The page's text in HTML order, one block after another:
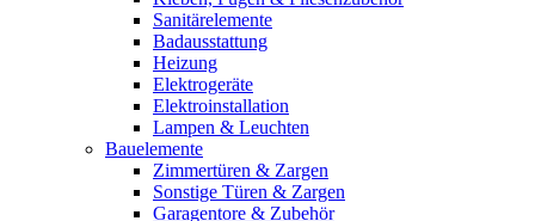
Sanitärelemente
Badausstattung
Heizung
Elektrogeräte
Elektroinstallation
Lampen & Leuchten
Bauelemente
Zimmertüren & Zargen
Sonstige Türen & Zargen
Garagentore & Zubehör